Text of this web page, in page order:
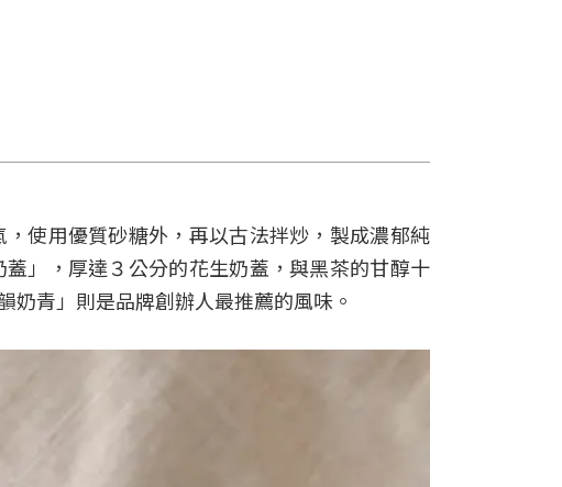
使用優質砂糖外，再以古法拌炒，製成濃郁純
」，厚達３公分的花生奶蓋，與黑茶的甘醇十
青」則是品牌創辦人最推薦的風味。